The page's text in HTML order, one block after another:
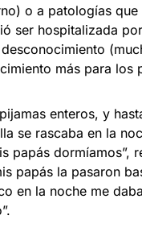
o a patologías
ser hospitalizada
más para los
enteros, y
se rascaba en la
papás dormíamos”,
papás la pasaron
en la noche me